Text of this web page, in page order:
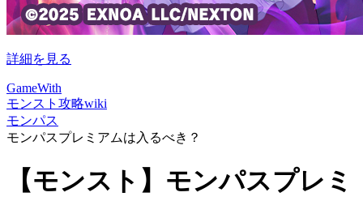
詳細を見る
GameWith
モンスト攻略wiki
モンパス
モンパスプレミアムは入るべき？
【モンスト】モンパスプレミ